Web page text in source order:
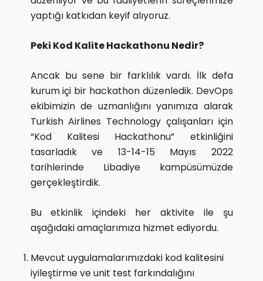
yaptığı katkıdan keyif alıyoruz.
Peki Kod Kalite Hackathonu Nedir?
Ancak bu sene bir farklılık vardı. İlk defa
kurum içi bir hackathon düzenledik. DevOps
ekibimizin de uzmanlığını yanımıza alarak
Turkish Airlines Technology çalışanları için
“Kod Kalitesi Hackathonu” etkinliğini
tasarladık ve 13-14-15 Mayıs 2022
tarihlerinde Libadiye kampüsümüzde
gerçekleştirdik.
Bu etkinlik içindeki her aktivite ile şu
aşağıdaki amaçlarımıza hizmet ediyordu.
Mevcut uygulamalarımızdaki kod kalitesini
iyileştirme ve unit test farkındalığını